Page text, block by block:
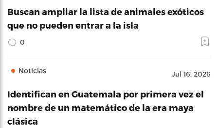
Buscan ampliar la lista de animales exóticos
que no pueden entrar a la isla
0
Noticias Jul 16, 2026
Identifican en Guatemala por primera vez el
nombre de un matemático de la era maya
clásica